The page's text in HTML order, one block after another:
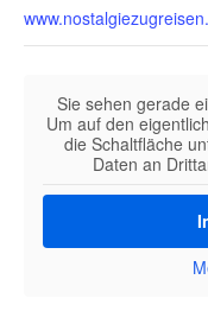
Sie sehen gerade
Um auf den
die Schaltfläche
Daten an